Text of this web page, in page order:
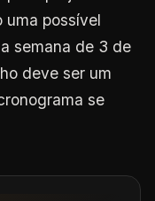
uma possível
semana de 3 de
deve ser um
se